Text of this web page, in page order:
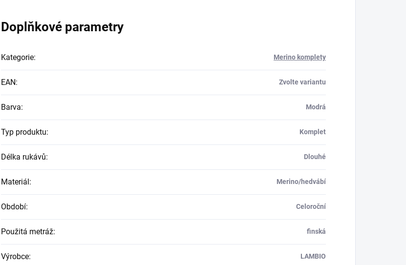
Doplňkové parametry
Kategorie: Merino komplety
EAN: Zvolte variantu
Barva: Modrá
Typ produktu: Komplet
Délka rukávů: Dlouhé
Materiál: Merino/hedvábí
Období: Celoroční
Použitá metráž: finská
Výrobce: LAMBIO